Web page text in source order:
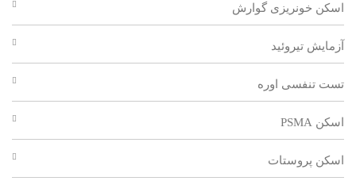
اسکن خونریزی گوارش
آزمایش تیروئید
تست تنفسی اوره
اسکن PSMA
اسکن پروستات